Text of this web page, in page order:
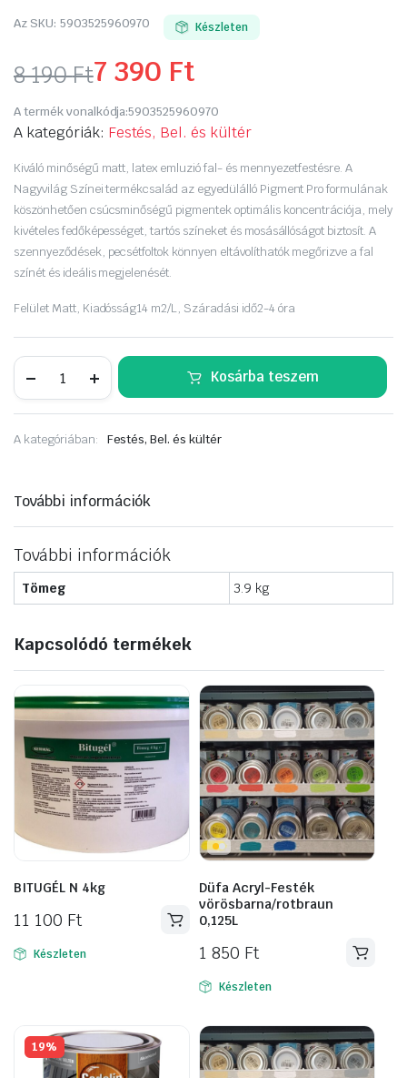
Az SKU: 5903525960970 Készleten
8 190Ft
Original
price
was:
8
190 Ft.
7 390 Ft
Current
price
is:
7
390 Ft.
A termék vonalkódja:5903525960970
A kategóriák: Festés, Bel. és kültér
Kiváló minőségű matt, latex emluzió fal- és mennyezetfestésre. A
Nagyvilág Színei termékcsalád az egyedülálló Pigment Pro formulának
köszönhetően csúcsminőségű pigmentek optimális koncentrációja, mely
kivételes fedőképességet, tartós színeket és mosásállóságot biztosít. A
szennyeződések, pecsétfoltok könnyen eltávolíthatók megőrizve a fal
színét és ideális megjelenését.
Felület Matt, Kiadósság14 m2/L, Száradási idő2-4 óra
színei
Hellén
Kosárba teszem
A kategóriában: Festés, Bel. és kültér
További információk
További információk
Tömeg 3.9 kg
Kapcsolódó termékek
BITUGÉL N 4kg
11 100 Ft
Készleten
Düfa Acryl-Festék
vörösbarna/rotbraun
0,125L
1 850 Ft
Készleten
19%